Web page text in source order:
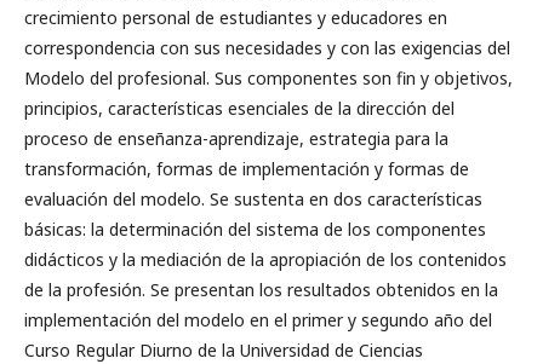
crecimiento personal de estudiantes y educadores en
correspondencia con sus necesidades y con las exigencias del
Modelo del profesional. Sus componentes son fin y objetivos,
principios, características esenciales de la dirección del
proceso de enseñanza-aprendizaje, estrategia para la
transformación, formas de implementación y formas de
evaluación del modelo. Se sustenta en dos características
básicas: la determinación del sistema de los componentes
didácticos y la mediación de la apropiación de los contenidos
de la profesión. Se presentan los resultados obtenidos en la
implementación del modelo en el primer y segundo año del
Curso Regular Diurno de la Universidad de Ciencias